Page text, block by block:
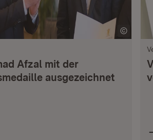
Afzal mit der
ausgezeichnet